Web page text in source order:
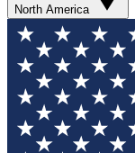
North America